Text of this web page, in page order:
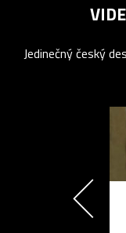
Jedinečný český